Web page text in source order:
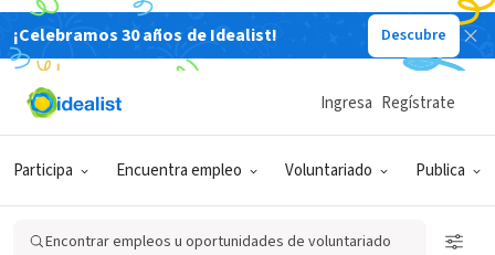
¡Celebramos 30 años de Idealist! Descubre
Participa Encuentra empleo Voluntariado Publica
Ingresa Regístrate
Encontrar empleos u oportunidades de voluntariado
ORGANIZACIÓN SIN FIN DE LUCRO
FilmProjects